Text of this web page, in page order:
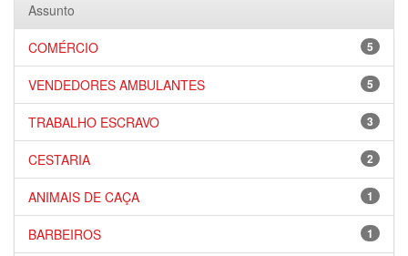
Assunto
5
COMÉRCIO
5
VENDEDORES AMBULANTES
3
TRABALHO ESCRAVO
2
CESTARIA
1
ANIMAIS DE CAÇA
1
BARBEIROS